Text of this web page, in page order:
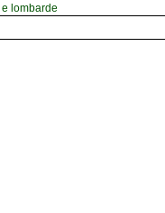
lombarde